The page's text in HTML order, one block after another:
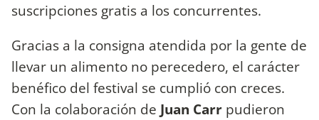
suscripciones gratis a los concurrentes.
Gracias a la consigna atendida por la gente de
llevar un alimento no perecedero, el carácter
benéfico del festival se cumplió con creces.
Con la colaboración de Juan Carr pudieron